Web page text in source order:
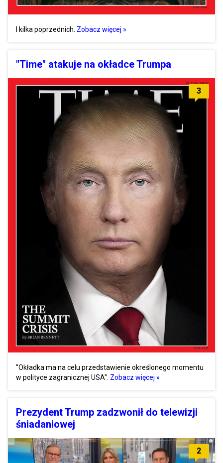
I kilka poprzednich. Zobacz więcej »
"Time" atakuje na okładce Trumpa
3
"Okładka ma na celu przedstawienie określonego momentu
w polityce zagranicznej USA". Zobacz więcej »
Prezydent Trump zadzwonił do telewizji
śniadaniowej
2